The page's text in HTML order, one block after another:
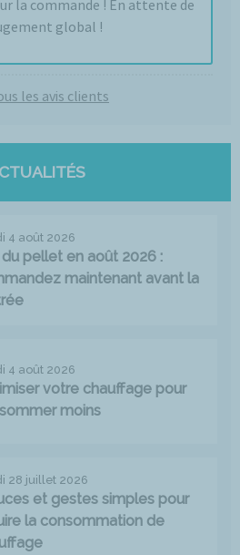
la commande ! En attente de
global !
les avis clients
4 août 2026
du pellet en août 2026 :
maintenant avant la
4 août 2026
votre chauffage pour
moins
28 juillet 2026
et gestes simples pour
la consommation de